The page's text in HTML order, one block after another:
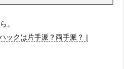
。
ックは片手派？両手派？ |